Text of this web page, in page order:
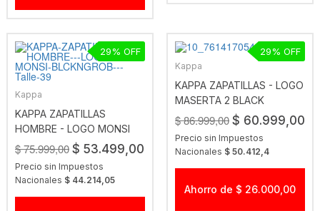
Kappa
KAPPA ZAPATILLAS
HOMBRE - LOGO MONSI
BLCKNGROB
$ 75.999,00 $ 53.499,00
Precio sin Impuestos
Nacionales $ 44.214,05
29
Kappa
KAPPA ZAPATILLAS - LOGO
MASERTA 2 BLACK
$ 86.999,00 $ 60.999,00
Precio sin Impuestos
Nacionales $ 50.412,4
29
Ahorro de $ 26.000,00